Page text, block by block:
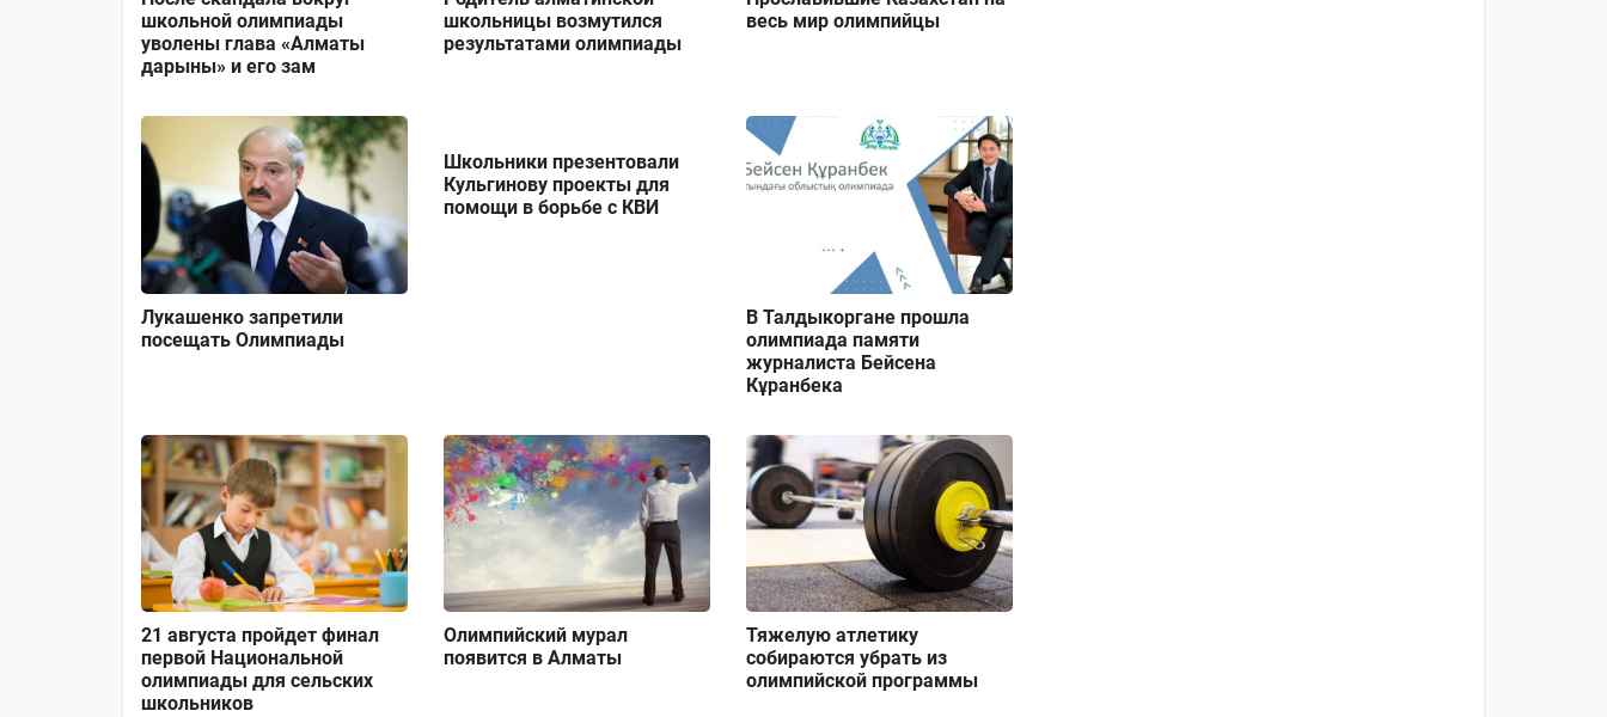
школьной олимпиады
уволены глава «Алматы
дарыны» и его зам
школьницы возмутился
результатами олимпиады
весь мир олимпийцы
Лукашенко запретили
посещать Олимпиады
Школьники презентовали
Кульгинову проекты для
помощи в борьбе с КВИ
В Талдыкоргане прошла
олимпиада памяти
журналиста Бейсена
Кұранбека
21 августа пройдет финал
первой Национальной
олимпиады для сельских
школьников
Олимпийский мурал
появится в Алматы
Тяжелую атлетику
собираются убрать из
олимпийской программы